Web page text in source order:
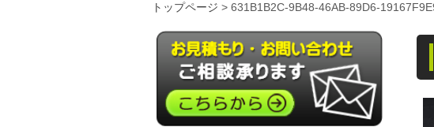
トップページ > 631B1B2C-9B48-46AB-89D6-